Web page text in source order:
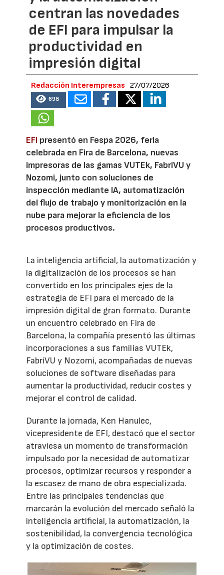
centran las novedades
de EFI para impulsar la
productividad en
impresión digital
Redacción Interempresas 27/07/2026
698
EFI presentó en Fespa 2026, feria
celebrada en Fira de Barcelona, nuevas
impresoras de las gamas VUTEk, FabriVU y
Nozomi, junto con soluciones de
inspección mediante IA, automatización
del flujo de trabajo y monitorización en la
nube para mejorar la eficiencia de los
procesos productivos.
La inteligencia artificial, la automatización y
la digitalización de los procesos se han
convertido en los principales ejes de la
estrategia de EFI para el mercado de la
impresión digital de gran formato. Durante
un encuentro celebrado en Fira de
Barcelona, la compañía presentó las últimas
incorporaciones a sus familias VUTEk,
FabriVU y Nozomi, acompañadas de nuevas
soluciones de software diseñadas para
aumentar la productividad, reducir costes y
mejorar el control de calidad.
Durante la jornada, Ken Hanulec,
vicepresidente de EFI, destacó que el sector
atraviesa un momento de transformación
impulsado por la necesidad de automatizar
procesos, optimizar recursos y responder a
la escasez de mano de obra especializada.
Entre las principales tendencias que
marcarán la evolución del mercado señaló la
inteligencia artificial, la automatización, la
sostenibilidad, la convergencia tecnológica
y la optimización de costes.